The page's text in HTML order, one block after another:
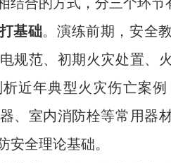
基础。演练前期，安全
规范、初期火灾处置、
近年典型火灾伤亡案
、室内消防栓等常用器
安全理论基础。